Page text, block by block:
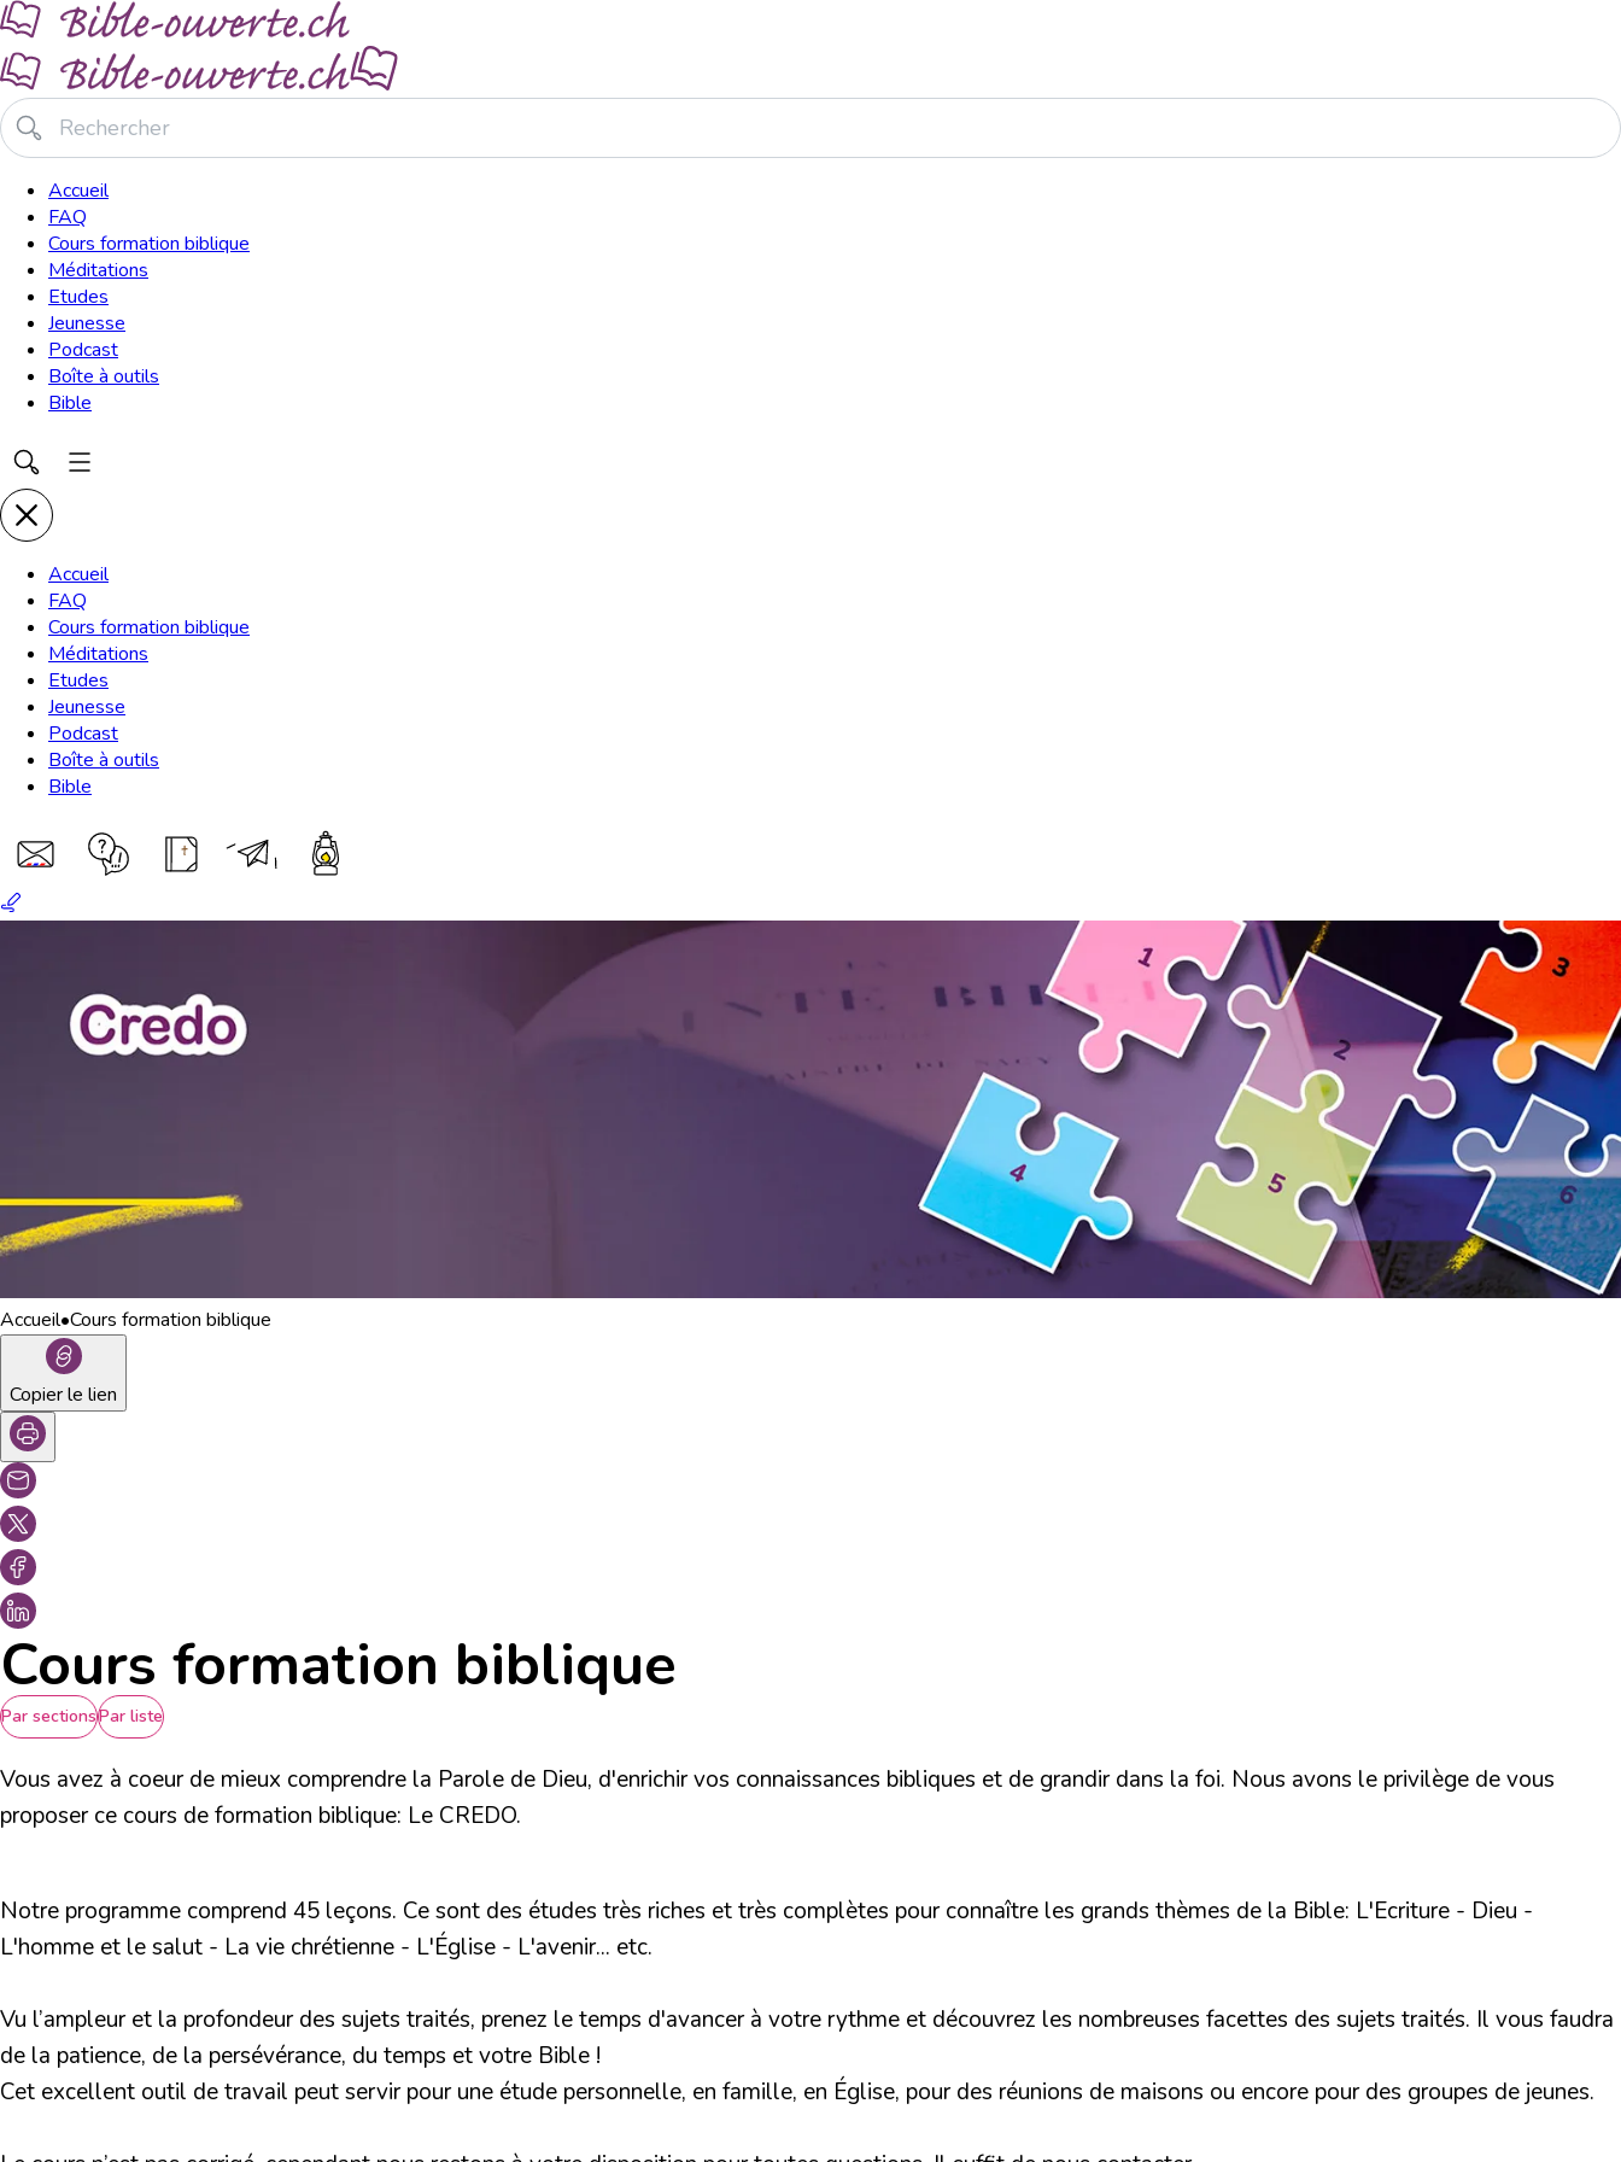
Accueil
FAQ
Cours formation biblique
Méditations
Etudes
Jeunesse
Podcast
Boîte à outils
Bible
Accueil
FAQ
Cours formation biblique
Méditations
Etudes
Jeunesse
Podcast
Boîte à outils
Bible
Accueil•Cours formation biblique
Copier le lien
Cours formation biblique
Par sectionsPar liste
Vous avez à coeur de mieux comprendre la Parole de Dieu, d'enrichir vos connaissances bibliques et de grandir dans la foi. Nous avons le privilège de vous
proposer ce cours de formation biblique: Le CREDO.
Notre programme comprend 45 leçons. Ce sont des études très riches et très complètes pour connaître les grands thèmes de la Bible: L'Ecriture - Dieu -
L'homme et le salut - La vie chrétienne - L'Église - L'avenir... etc.
Vu l’ampleur et la profondeur des sujets traités, prenez le temps d'avancer à votre rythme et découvrez les nombreuses facettes des sujets traités. Il vous faudra
de la patience, de la persévérance, du temps et votre Bible !
Cet excellent outil de travail peut servir pour une étude personnelle, en famille, en Église, pour des réunions de maisons ou encore pour des groupes de jeunes.